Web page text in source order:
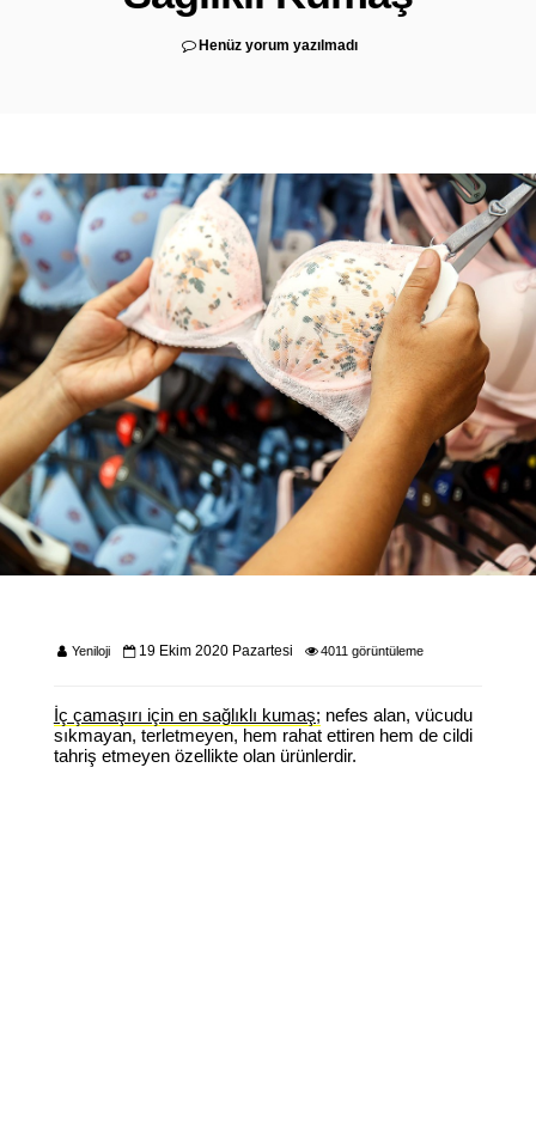
Henüz yorum yazılmadı
Yeniloji 19 Ekim 2020 Pazartesi 4011 görüntüleme
İç çamaşırı için en sağlıklı kumaş; nefes alan, vücudu
sıkmayan, terletmeyen, hem rahat ettiren hem de cildi
tahriş etmeyen özellikte olan ürünlerdir.